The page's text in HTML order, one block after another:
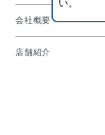
会社概要
店舗紹介